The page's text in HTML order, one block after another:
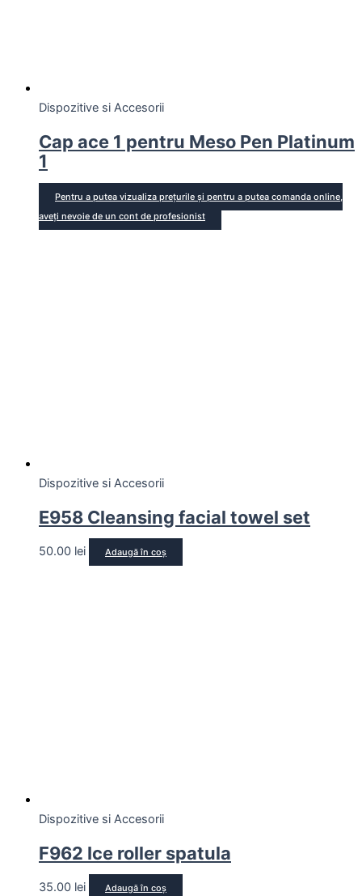
Dispozitive si Accesorii
Cap ace 1 pentru Meso Pen Platinum
1
Pentru a putea vizualiza prețurile și pentru a putea comanda online,
aveți nevoie de un cont de profesionist
Dispozitive si Accesorii
E958 Cleansing facial towel set
50.00 lei Adaugă în coș
Dispozitive si Accesorii
F962 Ice roller spatula
35.00 lei Adaugă în coș